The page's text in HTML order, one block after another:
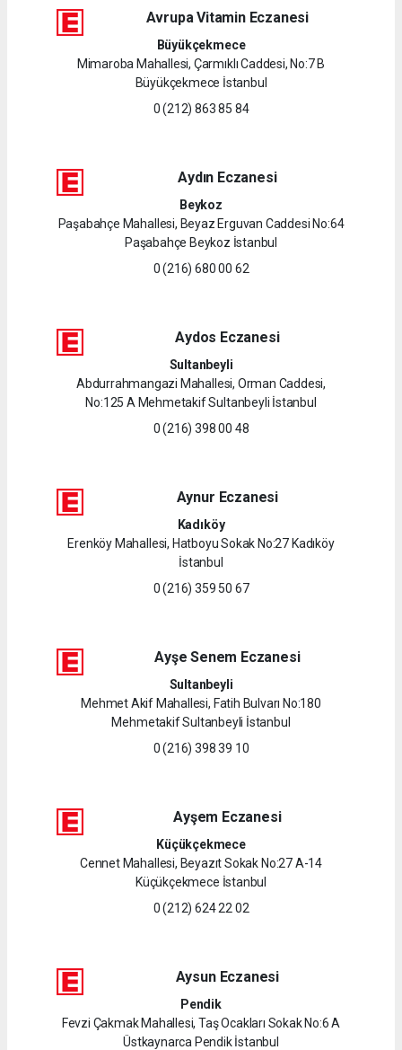
Avrupa Vitamin Eczanesi
Büyükçekmece
Mimaroba Mahallesi, Çarmıklı Caddesi, No:7 B
Büyükçekmece İstanbul
0 (212) 863 85 84
Aydın Eczanesi
Beykoz
Paşabahçe Mahallesi, Beyaz Erguvan Caddesi No:64
Paşabahçe Beykoz İstanbul
0 (216) 680 00 62
Aydos Eczanesi
Sultanbeyli
Abdurrahmangazi Mahallesi, Orman Caddesi,
No:125 A Mehmetakif Sultanbeyli İstanbul
0 (216) 398 00 48
Aynur Eczanesi
Kadıköy
Erenköy Mahallesi, Hatboyu Sokak No:27 Kadıköy
İstanbul
0 (216) 359 50 67
Ayşe Senem Eczanesi
Sultanbeyli
Mehmet Akif Mahallesi, Fatih Bulvarı No:180
Mehmetakif Sultanbeyli İstanbul
0 (216) 398 39 10
Ayşem Eczanesi
Küçükçekmece
Cennet Mahallesi, Beyazıt Sokak No:27 A-14
Küçükçekmece İstanbul
0 (212) 624 22 02
Aysun Eczanesi
Pendik
Fevzi Çakmak Mahallesi, Taş Ocakları Sokak No:6 A
Üstkaynarca Pendik İstanbul